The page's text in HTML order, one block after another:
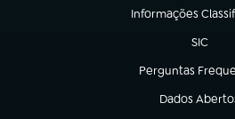
Informações
(abre em nova aba)
SIC
(abre
Perguntas
(abre em nova
Dados
(abre em nova